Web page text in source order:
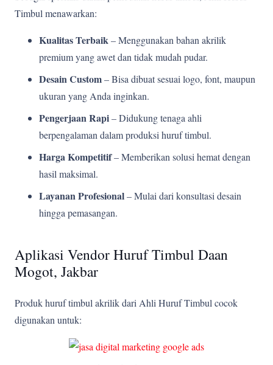
Timbul menawarkan:
Kualitas Terbaik– Menggunakan bahan akrilik
premium yang awet dan tidak mudah pudar.
Desain Custom– Bisa dibuat sesuai logo, font, maupun
ukuran yang Anda inginkan.
Pengerjaan Rapi– Didukung tenaga ahli
berpengalaman dalam produksi huruf timbul.
Harga Kompetitif– Memberikan solusi hemat dengan
hasil maksimal.
Layanan Profesional– Mulai dari konsultasi desain
hingga pemasangan.
Aplikasi Vendor Huruf Timbul Daan
Mogot, Jakbar
Produk huruf timbul akrilik dari Ahli Huruf Timbul cocok
digunakan untuk: